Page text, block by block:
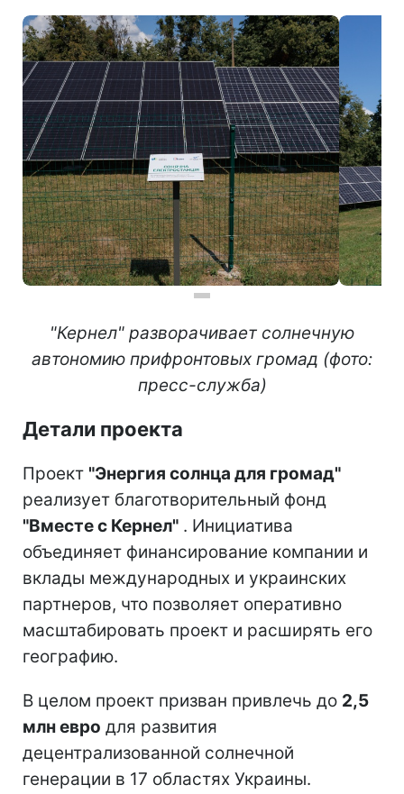
"Кернел" разворачивает солнечную
автономию прифронтовых громад (фото:
пресс-служба)
Детали проекта
Проект "Энергия солнца для громад"
реализует благотворительный фонд
"Вместе с Кернел" . Инициатива
объединяет финансирование компании и
вклады международных и украинских
партнеров, что позволяет оперативно
масштабировать проект и расширять его
географию.
В целом проект призван привлечь до 2,5
млн евро для развития
децентрализованной солнечной
генерации в 17 областях Украины.